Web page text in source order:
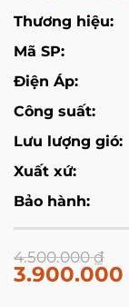
Thương hiệu:
Mã SP:
Điện Áp:
Công suất:
Lưu lượng gió:
Xuất xứ:
Bảo hành:
4.500.000₫
3.900.000